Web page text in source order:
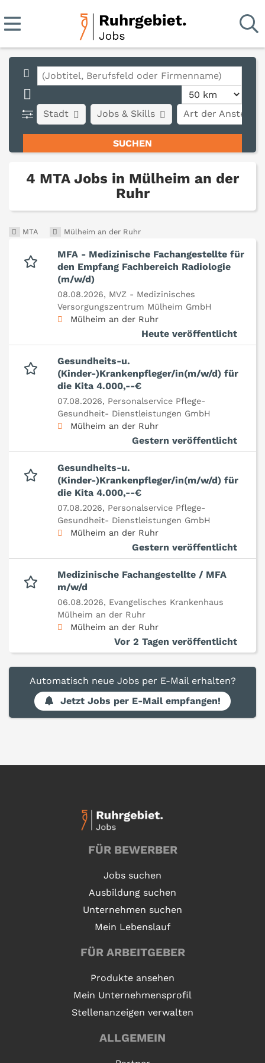
Stadt Art der
Jobs & Skills
4 MTA Jobs in Mülheim an der
Ruhr
MTA Mülheim an der Ruhr
MFA - Medizinische Fachangestellte für
den Empfang Fachbereich Radiologie
(m/w/d)
08.08.2026, MVZ - Medizinisches
Versorgungszentrum Mülheim GmbH
Mülheim an der Ruhr
Heute veröffentlicht
Gesundheits-u.
(Kinder-)Krankenpfleger/in(m/w/d) für
die Kita 4.000,--€
07.08.2026, Personalservice Pflege-
Gesundheit- Dienstleistungen GmbH
Mülheim an der Ruhr
Gestern veröffentlicht
Gesundheits-u.
(Kinder-)Krankenpfleger/in(m/w/d) für
die Kita 4.000,--€
07.08.2026, Personalservice Pflege-
Gesundheit- Dienstleistungen GmbH
Mülheim an der Ruhr
Gestern veröffentlicht
Medizinische Fachangestellte / MFA
m/w/d
06.08.2026, Evangelisches Krankenhaus
Mülheim an der Ruhr
Mülheim an der Ruhr
Vor 2 Tagen veröffentlicht
Automatisch neue Jobs per E-Mail erhalten?
Jetzt Jobs per E-Mail empfangen!
FÜR BEWERBER
Jobs suchen
Ausbildung suchen
Unternehmen suchen
Mein Lebenslauf
FÜR ARBEITGEBER
Produkte ansehen
Mein Unternehmensprofil
Stellenanzeigen verwalten
ALLGEMEIN